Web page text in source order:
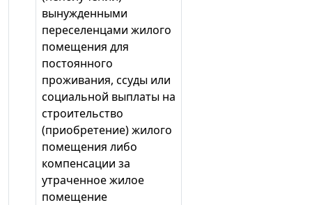
вынужденными
переселенцами жилого
помещения для
постоянного
проживания, ссуды или
социальной выплаты на
строительство
(приобретение) жилого
помещения либо
компенсации за
утраченное жилое
помещение